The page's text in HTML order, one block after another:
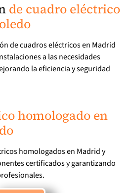
de cuadro eléctrico
de cuadros eléctricos en Madrid
a las necesidades
la eficiencia y seguridad
homologado en
homologados en Madrid y
certificados y garantizando